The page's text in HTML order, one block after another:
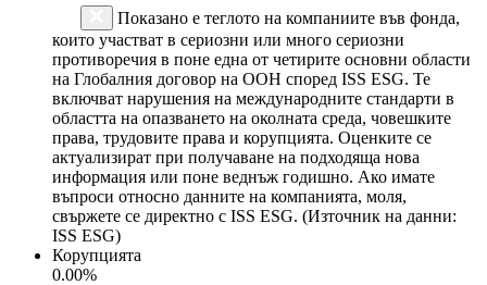
Показано е теглото на компаниите във фонда,
които участват в сериозни или много сериозни
противоречия в поне една от четирите основни области
на Глобалния договор на ООН според ISS ESG. Те
включват нарушения на международните стандарти в
областта на опазването на околната среда, човешките
права, трудовите права и корупцията. Оценките се
актуализират при получаване на подходяща нова
информация или поне веднъж годишно. Ако имате
въпроси относно данните на компанията, моля,
свържете се директно с ISS ESG. (Източник на данни:
ISS ESG)
Корупцията
0.00%